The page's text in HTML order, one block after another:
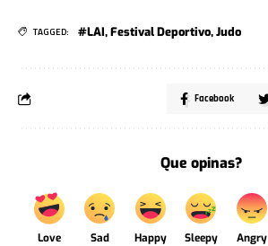
TAGGED: #LAI,Festival Deportivo,Judo
Facebook
Que opinas?
Love Sad Happy Sleepy Angry